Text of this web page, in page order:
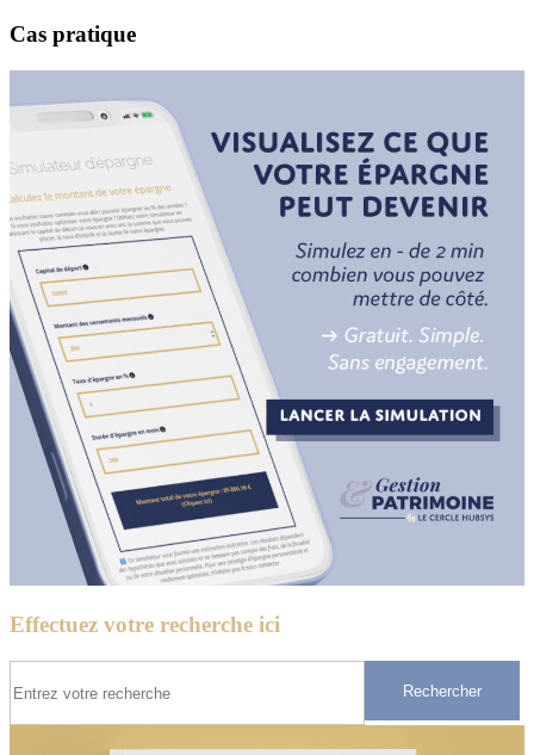
Cas pratique
Effectuez votre recherche ici